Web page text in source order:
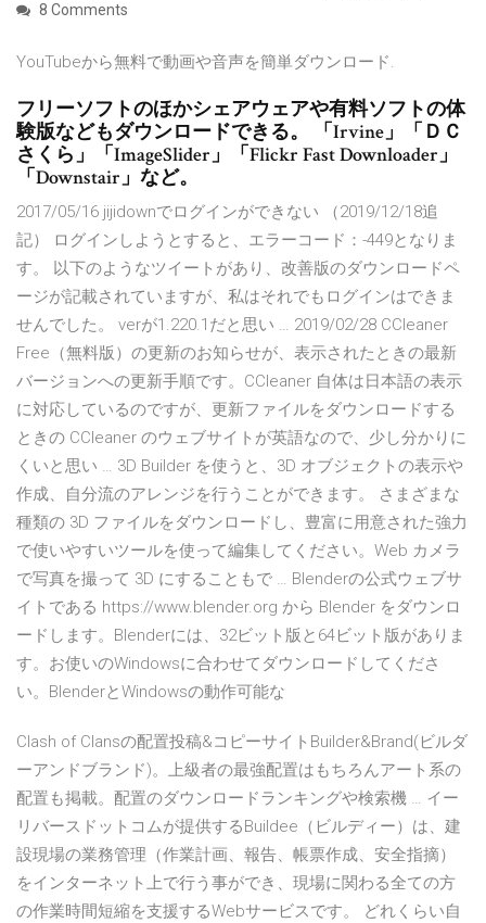
8 Comments
YouTubeから無料で動画や音声を簡単ダウンロード.
フリーソフトのほかシェアウェアや有料ソフトの体
験版などもダウンロードできる。 「Irvine」「ＤＣ
さくら」「ImageSlider」「Flickr Fast Downloader」
「Downstair」など。
2017/05/16 jijidownでログインができない （2019/12/18追
記） ログインしようとすると、エラーコード：-449となりま
す。 以下のようなツイートがあり、改善版のダウンロードペ
ージが記載されていますが、私はそれでもログインはできま
せんでした。 verが1.220.1だと思い … 2019/02/28 CCleaner
Free（無料版）の更新のお知らせが、表示されたときの最新
バージョンへの更新手順です。CCleaner 自体は日本語の表示
に対応しているのですが、更新ファイルをダウンロードする
ときの CCleaner のウェブサイトが英語なので、少し分かりに
くいと思い … 3D Builder を使うと、3D オブジェクトの表示や
作成、自分流のアレンジを行うことができます。 さまざまな
種類の 3D ファイルをダウンロードし、豊富に用意された強力
で使いやすいツールを使って編集してください。Web カメラ
で写真を撮って 3D にすることもで … Blenderの公式ウェブサ
イトである https://www.blender.org から Blender をダウンロ
ードします。Blenderには、32ビット版と64ビット版がありま
す。お使いのWindowsに合わせてダウンロードしてくださ
い。BlenderとWindowsの動作可能な
Clash of Clansの配置投稿&コピーサイトBuilder&Brand(ビルダ
ーアンドブランド)。上級者の最強配置はもちろんアート系の
配置も掲載。配置のダウンロードランキングや検索機 … イー
リバースドットコムが提供するBuildee（ビルディー）は、建
設現場の業務管理（作業計画、報告、帳票作成、安全指摘）
をインターネット上で行う事ができ、現場に関わる全ての方
の作業時間短縮を支援するWebサービスです。 どれくらい自